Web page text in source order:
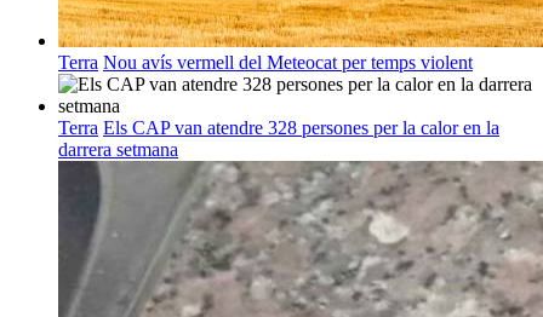
Terra Nou avís vermell del Meteocat per temps violent
Terra Els CAP van atendre 328 persones per la calor en la
darrera setmana